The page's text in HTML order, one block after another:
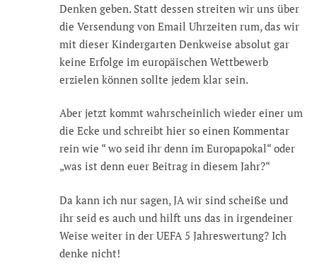
Denken geben. Statt dessen streiten wir uns über
die Versendung von Email Uhrzeiten rum, das wir
mit dieser Kindergarten Denkweise absolut gar
keine Erfolge im europäischen Wettbewerb
erzielen können sollte jedem klar sein.
Aber jetzt kommt wahrscheinlich wieder einer um
die Ecke und schreibt hier so einen Kommentar
rein wie “ wo seid ihr denn im Europapokal“ oder
„was ist denn euer Beitrag in diesem Jahr?“
Da kann ich nur sagen, JA wir sind scheiße und
ihr seid es auch und hilft uns das in irgendeiner
Weise weiter in der UEFA 5 Jahreswertung? Ich
denke nicht!